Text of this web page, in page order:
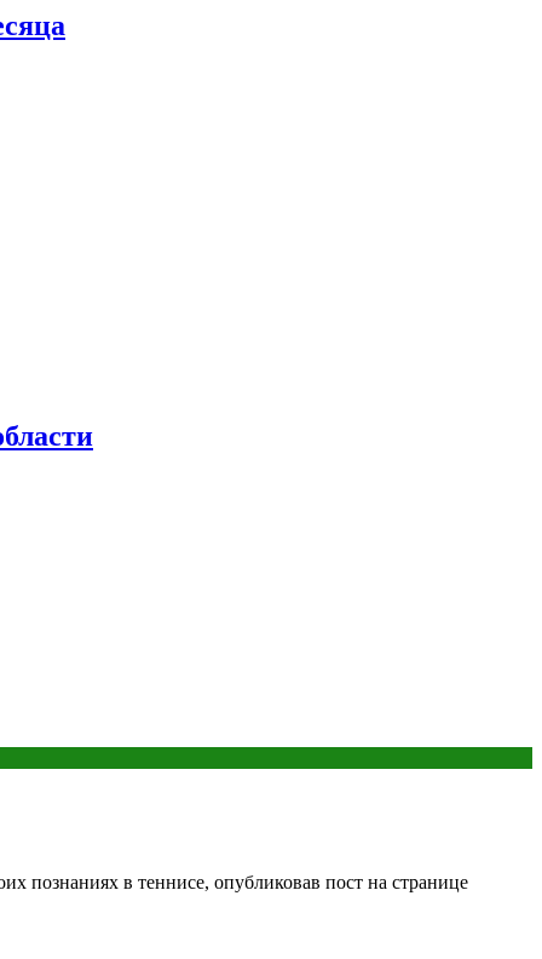
познаниях в теннисе, опубликовав пост на странице